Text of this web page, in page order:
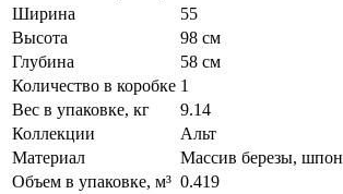
Ширина
55
Высота
98 см
Глубина
58 см
Количество в коробке 1
Вес в упаковке, кг
9.14
Коллекции
Альт
Материал
Массив березы, шпон
Объем в упаковке, м³ 0.419